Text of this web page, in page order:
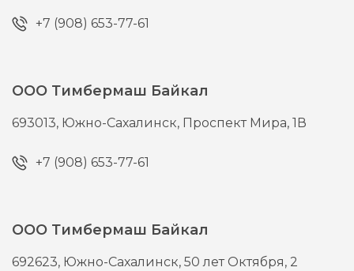
+7 (908) 653-77-61
ООО Тимбермаш Байкал
693013, Южно-Сахалинск, Проспект Мира, 1В
+7 (908) 653-77-61
ООО Тимбермаш Байкал
692623, Южно-Сахалинск,50 лет Октября, 2